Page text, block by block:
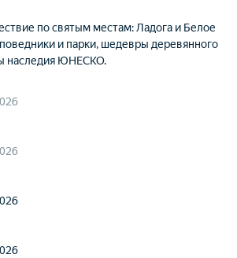
по святым местам: Ладога и Белое
и парки, шедевры деревянного
наследия ЮНЕСКО.